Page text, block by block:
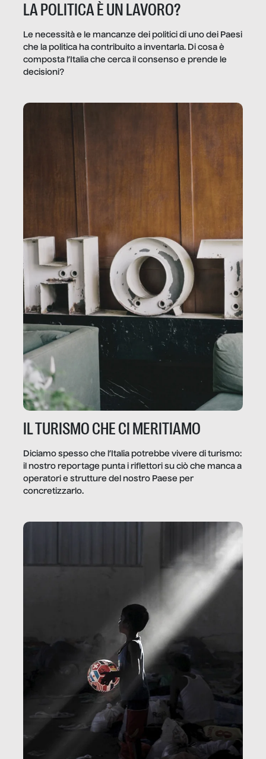
LA POLITICA È UN LAVORO?
Le necessità e le mancanze dei politici di uno dei Paesi
che la politica ha contribuito a inventarla. Di cosa è
composta l’Italia che cerca il consenso e prende le
decisioni?
IL TURISMO CHE CI MERITIAMO
Diciamo spesso che l’Italia potrebbe vivere di turismo:
il nostro reportage punta i riflettori su ciò che manca a
operatori e strutture del nostro Paese per
concretizzarlo.